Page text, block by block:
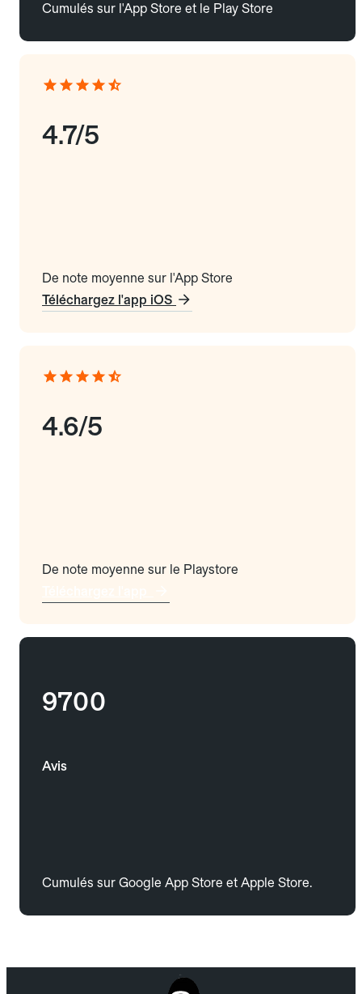
Cumulés sur l'App Store et le Play Store
4.7/5
De note moyenne sur l'App Store
Téléchargez l'app iOS
4.6/5
De note moyenne sur le Playstore
9700
Avis
Cumulés sur Google App Store et Apple Store.